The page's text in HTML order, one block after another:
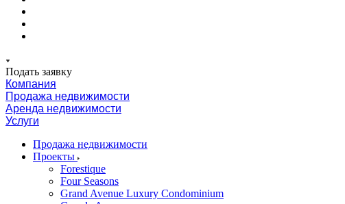
Подать заявку
Компания
Продажа недвижимости
Аренда недвижимости
Услуги
Продажа недвижимости
Проекты
Forestique
Four Seasons
Grand Avenue Luxury Condominium